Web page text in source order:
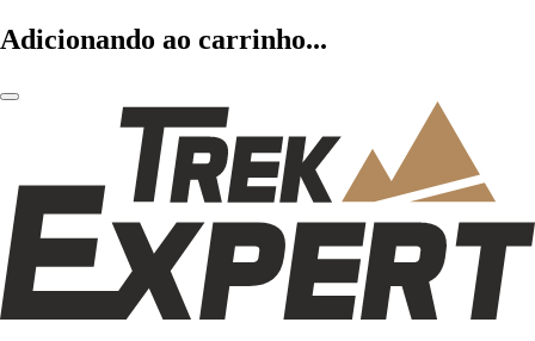
Adicionando ao carrinho...